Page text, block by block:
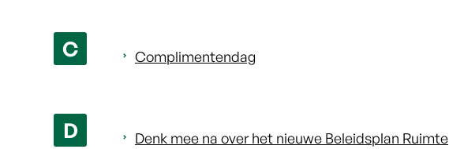
C Complimentendag
D
Denk mee na over het nieuwe Beleidsplan Ruimte